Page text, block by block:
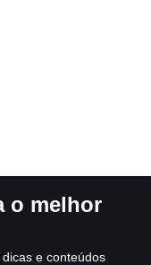
o melhor
e conteúdos